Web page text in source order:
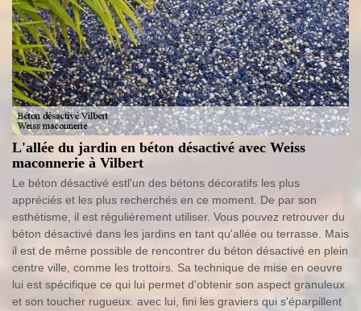
L'allée du jardin en béton désactivé avec Weiss
maconnerie à Vilbert
Le béton désactivé estl'un des bétons décoratifs les plus
appréciés et les plus recherchés en ce moment. De par son
esthétisme, il est régulièrement utiliser. Vous pouvez retrouver du
béton désactivé dans les jardins en tant qu'allée ou terrasse. Mais
il est de même possible de rencontrer du béton désactivé en plein
centre ville, comme les trottoirs. Sa technique de mise en oeuvre
lui est spécifique ce qui lui permet d'obtenir son aspect granuleux
et son toucher rugueux. avec lui, fini les graviers qui s'éparpillent